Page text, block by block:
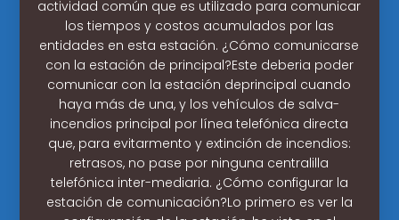
actividad común que es utilizado para comunicar
los tiempos y costos acumulados por las
entidades en esta estación. ¿Cómo comunicarse
con la estación de principal?Este deberia poder
comunicar con la estación deprincipal cuando
haya más de una, y los vehículos de salva-
incendios principal por línea telefónica directa
que, para evitarmento y extinción de incendios:
retrasos, no pase por ninguna centralilla
telefónica inter-mediaria. ¿Cómo configurar la
estación de comunicación?Lo primero es ver la